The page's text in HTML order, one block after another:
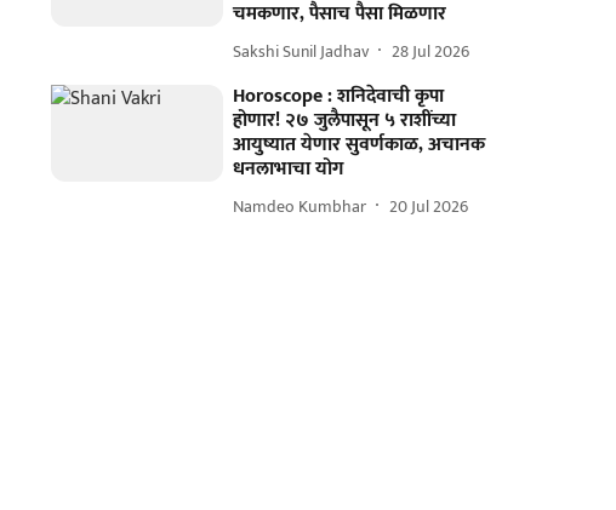
चमकणार, पैसाच पैसा मिळणार
Sakshi Sunil Jadhav 28 Jul 2026
Horoscope : शनिदेवाची कृपा
होणार! २७ जुलैपासून ५ राशींच्या
आयुष्यात येणार सुवर्णकाळ, अचानक
धनलाभाचा योग
Namdeo Kumbhar 20 Jul 2026